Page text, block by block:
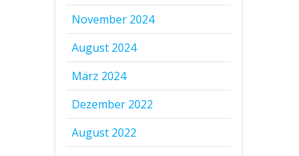
November 2024
August 2024
März 2024
Dezember 2022
August 2022